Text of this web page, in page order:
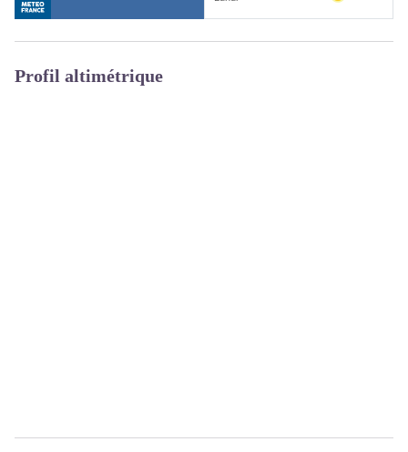
Profil altimétrique